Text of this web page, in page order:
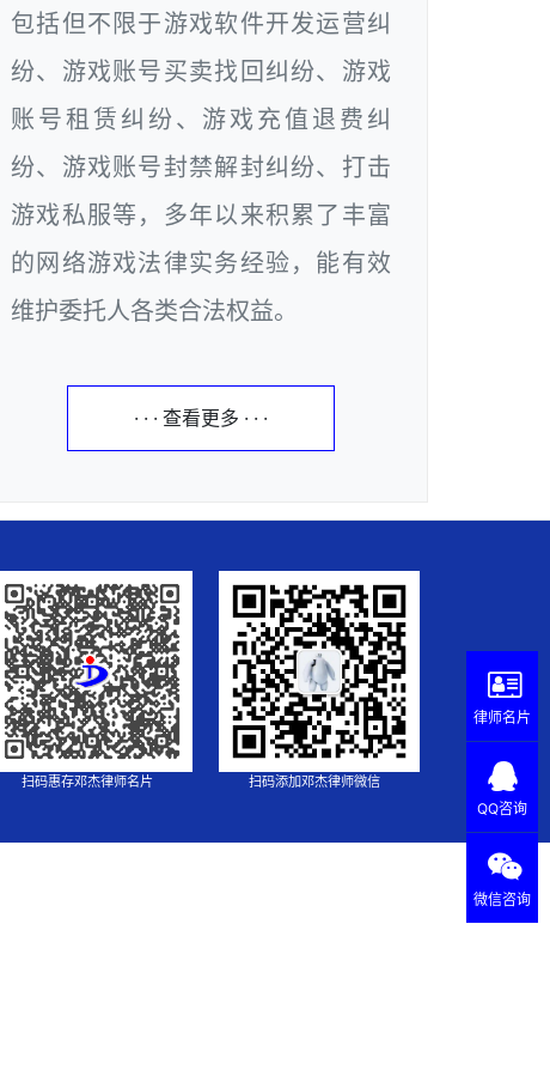
包括但不限于游戏软件开发运营纠
纷、游戏账号买卖找回纠纷、游戏
账号租赁纠纷、游戏充值退费纠
纷、游戏账号封禁解封纠纷、打击
游戏私服等，多年以来积累了丰富
的网络游戏法律实务经验，能有效
维护委托人各类合法权益。
· · · 查看更多 · · ·
扫码惠存邓杰律师名片 扫码添加邓杰律师微信
律师名片
QQ咨询
微信咨询